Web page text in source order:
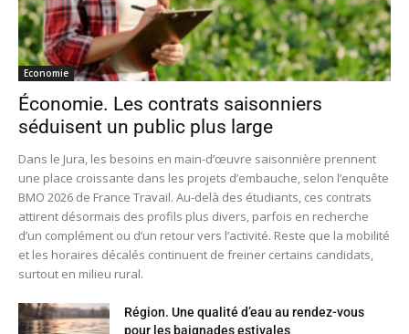
Economie
Économie. Les contrats saisonniers
séduisent un public plus large
Dans le Jura, les besoins en main-d’œuvre saisonnière prennent
une place croissante dans les projets d’embauche, selon l’enquête
BMO 2026 de France Travail. Au-delà des étudiants, ces contrats
attirent désormais des profils plus divers, parfois en recherche
d’un complément ou d’un retour vers l’activité. Reste que la mobilité
et les horaires décalés continuent de freiner certains candidats,
surtout en milieu rural.
Région. Une qualité d’eau au rendez-vous
pour les baignades estivales